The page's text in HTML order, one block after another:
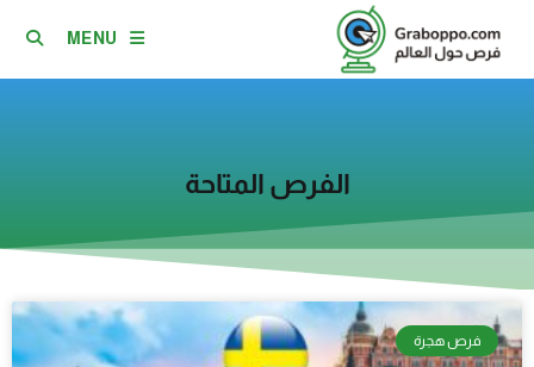
MENU
الفرص المتاحة
فرص هجرة